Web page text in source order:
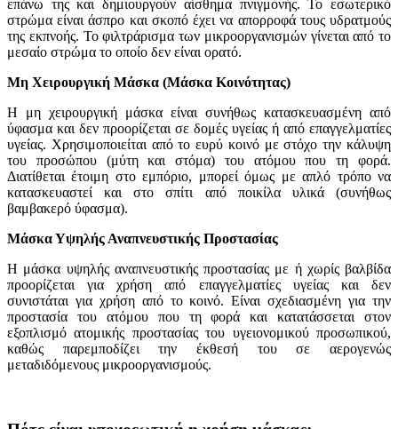
επάνω της και δημιουργούν αίσθημα πνιγμονής. Το εσωτερικό
στρώμα είναι άσπρο και σκοπό έχει να απορροφά τους υδρατμούς
της εκπνοής. Το φιλτράρισμα των μικροοργανισμών γίνεται από το
μεσαίο στρώμα το οποίο δεν είναι ορατό.
Μη Χειρουργική Μάσκα (Μάσκα Κοινότητας)
Η μη χειρουργική μάσκα είναι συνήθως κατασκευασμένη από
ύφασμα και δεν προορίζεται σε δομές υγείας ή από επαγγελματίες
υγείας. Χρησιμoποιείται από το ευρύ κοινό με στόχο την κάλυψη
του προσώπου (μύτη και στόμα) του ατόμου που τη φορά.
Διατίθεται έτοιμη στο εμπόριο, μπορεί όμως με απλό τρόπο να
κατασκευαστεί και στο σπίτι από ποικίλα υλικά (συνήθως
βαμβακερό ύφασμα).
Μάσκα Υψηλής Αναπνευστικής Προστασίας
Η μάσκα υψηλής αναπνευστικής προστασίας με ή χωρίς βαλβίδα
προορίζεται για χρήση από επαγγελματίες υγείας και δεν
συνιστάται για χρήση από το κοινό. Είναι σχεδιασμένη για την
προστασία του ατόμου που τη φορά και κατατάσσεται στον
εξοπλισμό ατομικής προστασίας του υγειονομικού προσωπικού,
καθώς παρεμποδίζει την έκθεσή του σε αερογενώς
μεταδιδόμενους μικροοργανισμούς.